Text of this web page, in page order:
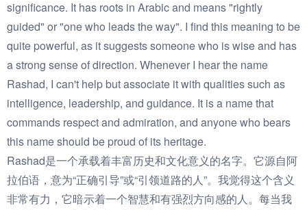
significance. It has roots in Arabic and means "rightly
guided" or "one who leads the way". I find this meaning to be
quite powerful, as it suggests someone who is wise and has
a strong sense of direction. Whenever I hear the name
Rashad, I can't help but associate it with qualities such as
intelligence, leadership, and guidance. It is a name that
commands respect and admiration, and anyone who bears
this name should be proud of its heritage.
Rashad是一个承载着丰富历史和文化意义的名字。它源自阿
拉伯语，意为“正确引导”或“引领道路的人”。我觉得这个含义
非常有力，它暗示着一个智慧和有强烈方向感的人。每当我